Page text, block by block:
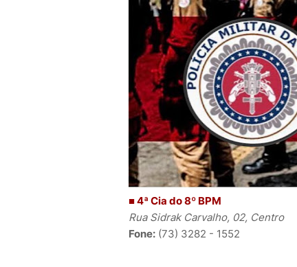
■ 4ª Cia do 8º BPM
Rua Sidrak Carvalho, 02, Centro
Fone: (73) 3282 - 1552